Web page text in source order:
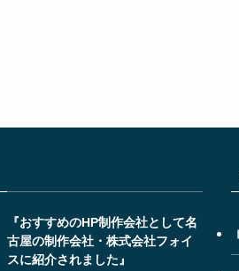
『おすすめのHP制作会社として名
古屋の制作会社・株式会社フォイ
スに紹介されました』